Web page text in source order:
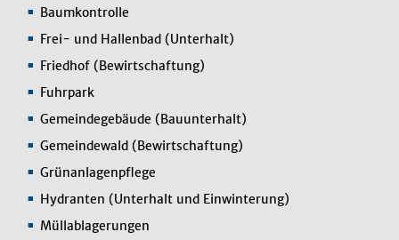
Baumkontrolle
Frei- und Hallenbad (Unterhalt)
Friedhof (Bewirtschaftung)
Fuhrpark
Gemeindegebäude (Bauunterhalt)
Gemeindewald (Bewirtschaftung)
Grünanlagenpflege
Hydranten (Unterhalt und Einwinterung)
Müllablagerungen